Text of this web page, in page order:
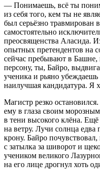
— Понимаешь, всё ты
из себя того, кем ты не
был серьёзно травмирован
самостоятельно
преосвященства Аласида.
опытных претендентов на
сейчас пребывают в
персону, ты, Байро,
ученика и рьяно
наилучшая кандидатура. Я
Магистр резко
ему в глаза своим
в тени высокого клёна. Ещё
на ветру. Лучи солнца
крону. Байро почувствовал,
с затылка за шиворот и
учеником великого
на его лице дрогнул хоть